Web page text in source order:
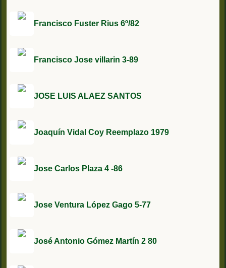
Francisco Fuster Rius 6º/82
Francisco Jose villarin 3-89
JOSE LUIS ALAEZ SANTOS
Joaquín Vidal Coy Reemplazo 1979
Jose Carlos Plaza 4 -86
Jose Ventura López Gago 5-77
José Antonio Gómez Martín 2 80